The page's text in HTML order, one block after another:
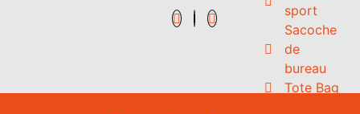
sport
Sacoche
de
bureau
Tote Bag